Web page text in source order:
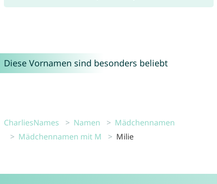
Diese Vornamen sind besonders beliebt
CharliesNames Namen
Mädchennamen
Mädchennamen mit M
Milie